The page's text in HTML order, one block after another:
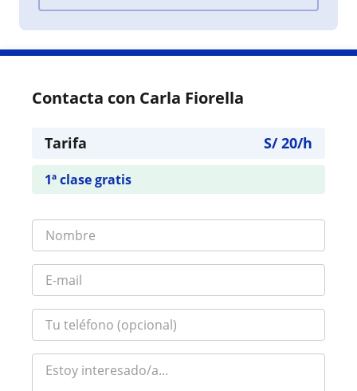
Contacta con Carla Fiorella
Tarifa S/20/h
1ª clase gratis